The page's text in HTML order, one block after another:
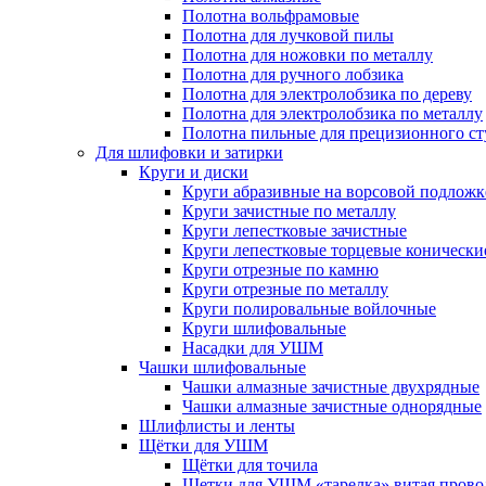
Полотна вольфрамовые
Полотна для лучковой пилы
Полотна для ножовки по металлу
Полотна для ручного лобзика
Полотна для электролобзика по дереву
Полотна для электролобзика по металлу
Полотна пильные для прецизионного
Для шлифовки и затирки
Круги и диски
Круги абразивные на ворсовой
Круги зачистные по металлу
Круги лепестковые зачистные
Круги лепестковые торцевые
Круги отрезные по камню
Круги отрезные по металлу
Круги полировальные войлочные
Круги шлифовальные
Насадки для УШМ
Чашки шлифовальные
Чашки алмазные зачистные двухрядные
Чашки алмазные зачистные однорядные
Шлифлисты и ленты
Щётки для УШМ
Щётки для точила